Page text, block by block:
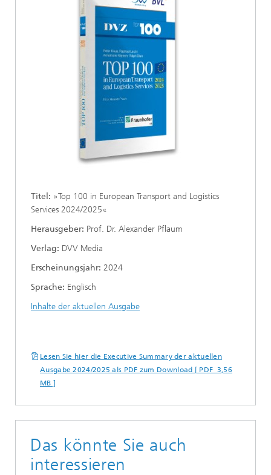
Titel: »Top 100 in European Transport and Logistics
Services 2024/2025«
Herausgeber: Prof. Dr. Alexander Pflaum
Verlag: DVV Media
Erscheinungsjahr: 2024
Sprache: Englisch
Inhalte der aktuellen Ausgabe
Lesen Sie hier die Executive Summary der aktuellen
Ausgabe 2024/2025 als PDF zum Download [ PDF 3,56
MB ]
Das könnte Sie auch
interessieren